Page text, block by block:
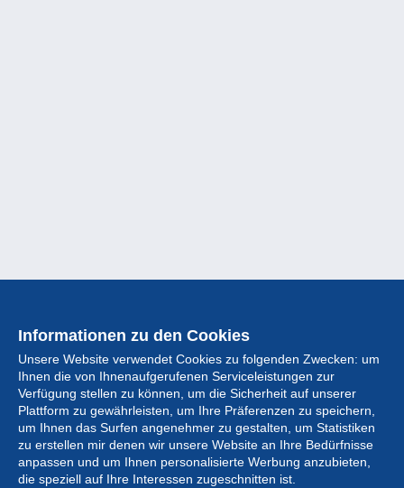
Informationen zu den Cookies
Unsere Website verwendet Cookies zu folgenden Zwecken: um
Ihnen die von Ihnenaufgerufenen Serviceleistungen zur
Verfügung stellen zu können, um die Sicherheit auf unserer
Plattform zu gewährleisten, um Ihre Präferenzen zu speichern,
um Ihnen das Surfen angenehmer zu gestalten, um Statistiken
zu erstellen mir denen wir unsere Website an Ihre Bedürfnisse
anpassen und um Ihnen personalisierte Werbung anzubieten,
die speziell auf Ihre Interessen zugeschnitten ist.
Sammlung